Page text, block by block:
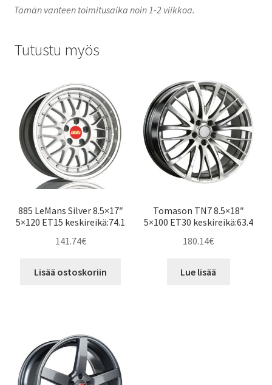
Tämän vanteen toimitusaika noin 1-2 viikkoa.
Tutustu myös
885 LeMans Silver 8.5×17″
5×120 ET15 keskireikä:74.1
141.74€
Lisää ostoskoriin
Tomason TN7 8.5×18″
5×100 ET30 keskireikä:63.4
180.14€
Lue lisää